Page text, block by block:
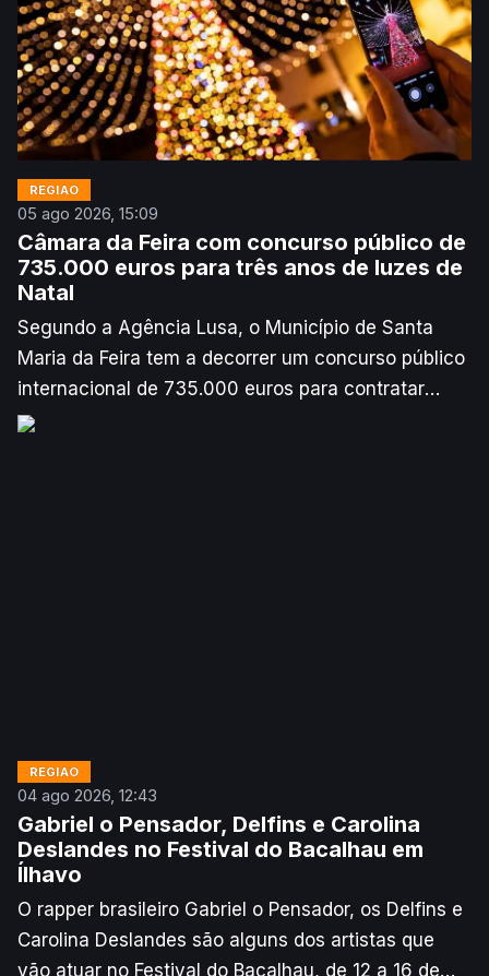
REGIÃO
05 ago 2026, 15:09
Câmara da Feira com concurso público de
735.000 euros para três anos de luzes de
Natal
Segundo a Agência Lusa, o Município de Santa
Maria da Feira tem a decorrer um concurso público
internacional de 735.000 euros para contratar
iluminações natalícias por um período de três anos,
REGIÃO
04 ago 2026, 12:43
Gabriel o Pensador, Delfins e Carolina
Deslandes no Festival do Bacalhau em
Ílhavo
O rapper brasileiro Gabriel o Pensador, os Delfins e
Carolina Deslandes são alguns dos artistas que
vão atuar no Festival do Bacalhau, de 12 a 16 de